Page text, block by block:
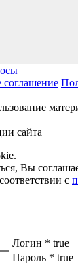
соглашение
сайта
Вы
с
Логин * true
Пароль * true